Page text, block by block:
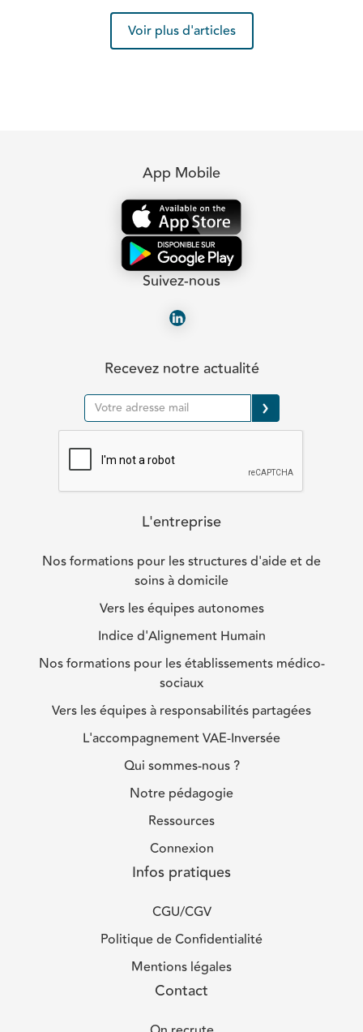
Voir plus d'articles
App Mobile
Suivez-nous
Recevez notre actualité
L'entreprise
Nos formations pour les structures d'aide et de
soins à domicile
Vers les équipes autonomes
Indice d'Alignement Humain
Nos formations pour les établissements médico-
sociaux
Vers les équipes à responsabilités partagées
L'accompagnement VAE-Inversée
Qui sommes-nous ?
Notre pédagogie
Ressources
Connexion
Infos pratiques
CGU/CGV
Politique de Confidentialité
Mentions légales
Contact